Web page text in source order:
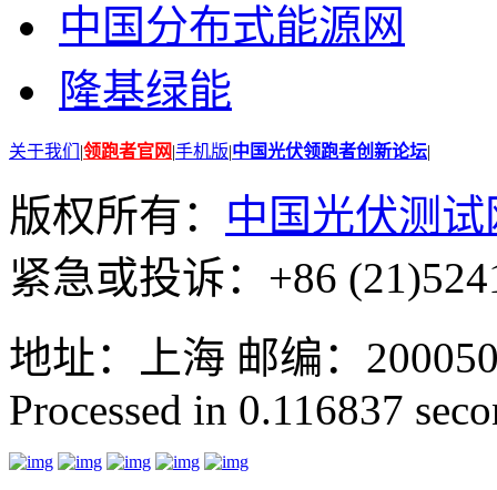
中国分布式能源网
隆基绿能
关于我们 |领跑者官网|手机版|中国光伏领跑者创新论坛|
版权所有： 中国光伏测试
紧急或投诉：+86
地址：上海 邮编：
Processed in 0.116837